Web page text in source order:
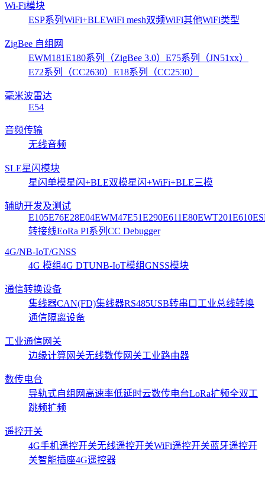
Wi-Fi模块
ESP系列 WiFi+BLEWiFi mesh双频WiFi其他WiFi类型
ZigBee 自组网
EWM181E180系列（ZigBee 3.0） E75系列（JN51xx）
E72系列（CC2630） E18系列（CC2530）
毫米波雷达
E54
音频传输
无线音频
SLE星闪模块
星闪单模星闪+BLE双模星闪+WiFi+BLE三模
辅助开发及测试
E105E76E28E04EWM47E51E290E611E80EWT201E610
转接线EoRa PI系列 CC Debugger
4G/NB-IoT/GNSS
4G 模组4G DTUNB-IoT模组GNSS模块
通信转换设备
集线器CAN(FD)集线器RS485USB转串口 工业总线转换
通信隔离设备
工业通信网关
边缘计算网关无线数传网关工业路由器
数传电台
导轨式自组网 高速率低延时云数传电台LoRa扩频全双工
跳频扩频
遥控开关
4G手机遥控开关无线遥控开关WiFi遥控开关蓝牙遥控开
关智能插座4G遥控器